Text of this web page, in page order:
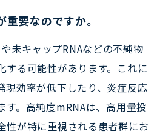
要なのですか。
未キャップRNAなどの不純物
する可能性があります。これに
現効率が低下したり、炎症反応
す。高純度mRNAは、高用量投
性が特に重視される患者群にお